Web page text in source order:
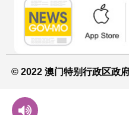
© 2022 澳门特别行政区政